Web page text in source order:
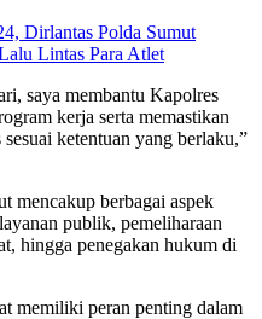
Dirlantas Polda Sumut
Lintas Para Atlet
saya membantu Kapolres
kerja serta memastikan
ketentuan yang berlaku,”
mencakup berbagai aspek
publik, pemeliharaan
hingga penegakan hukum di
memiliki peran penting dalam